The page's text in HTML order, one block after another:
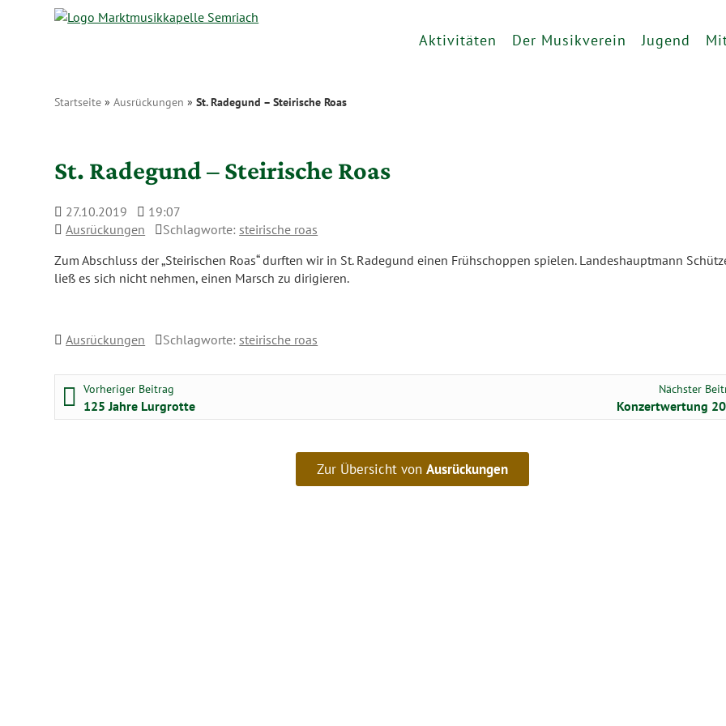
Aktivitäten Der Musikverein Jugend
Startseite »Ausrückungen »St. Radegund – Steirische Roas
St. Radegund – Steirische Roas
27.10.2019
19:07
Ausrückungen
Schlagworte:steirische roas
Zum Abschluss der „Steirischen Roas“ durften wir in St. Radegund einen Frühschoppen spielen. Landeshauptmann
ließ es sich nicht nehmen, einen Marsch zu dirigieren.
Ausrückungen Schlagworte:steirische roas
Beitragsnavigation
Vorheriger Beitrag
125 Jahre Lurgrotte
Nächster
Konzertwertung
Zur Übersicht von Ausrückungen